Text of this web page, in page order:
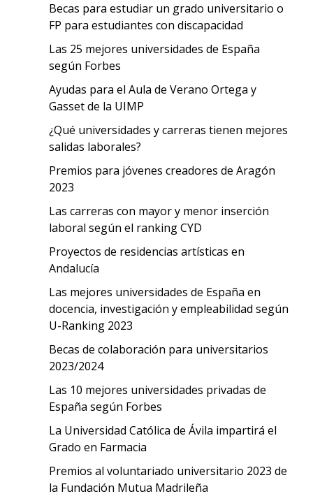
Becas para estudiar un grado universitario o
FP para estudiantes con discapacidad
Las 25 mejores universidades de España
según Forbes
Ayudas para el Aula de Verano Ortega y
Gasset de la UIMP
¿Qué universidades y carreras tienen mejores
salidas laborales?
Premios para jóvenes creadores de Aragón
2023
Las carreras con mayor y menor inserción
laboral según el ranking CYD
Proyectos de residencias artísticas en
Andalucía
Las mejores universidades de España en
docencia, investigación y empleabilidad según
U-Ranking 2023
Becas de colaboración para universitarios
2023/2024
Las 10 mejores universidades privadas de
España según Forbes
La Universidad Católica de Ávila impartirá el
Grado en Farmacia
Premios al voluntariado universitario 2023 de
la Fundación Mutua Madrileña